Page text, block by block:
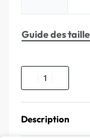
Guide des
Description